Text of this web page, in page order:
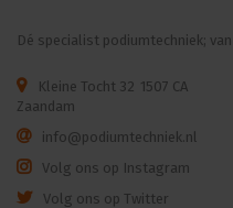
Dé specialist podiumtechniek;
Kleine Tocht 32 1507 CA
Zaandam
info@podiumtechniek.nl
Volg ons op Instagram
Volg ons op Twitter